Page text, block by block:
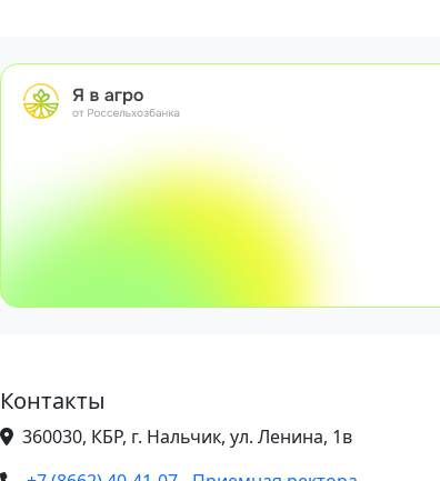
Контакты
360030, КБР, г. Нальчик, ул. Ленина, 1в